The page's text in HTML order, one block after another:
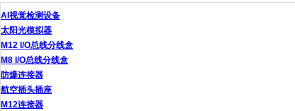
AI视觉检测设备
太阳光模拟器
M12 I/O总线分线盒
M8 I/O总线分线盒
防爆连接器
航空插头插座
M12连接器